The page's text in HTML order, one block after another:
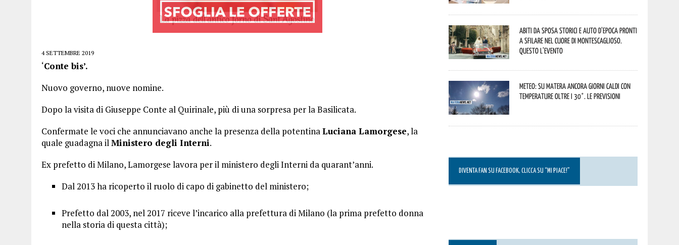
4 SETTEMBRE 2019
‘Conte bis’.
Nuovo governo, nuove nomine.
Dopo la visita di Giuseppe Conte al Quirinale, più di una sorpresa per la Basilicata.
Confermate le voci che annunciavano anche la presenza della potentinaLuciana Lamorgese, la
quale guadagna ilMinistero degli Interni.
Ex prefetto di Milano, Lamorgese lavora per il ministero degli Interni da quarant’anni.
Dal 2013 ha ricoperto il ruolo di capo di gabinetto del ministero;
Prefetto dal 2003, nel 2017 riceve l’incarico alla prefettura di Milano (la prima prefetto donna
nella storia di questa città);
Abiti da sposa storici e auto d’epoca pronti
a sfilare nel cuore di Montescaglioso.
Questo l’evento
Meteo: su Matera ancora giorni caldi con
temperature oltre i 30°. Le previsioni
DIVENTA FAN SU FACEBOOK, CLICCA SU “MI PIACE!”